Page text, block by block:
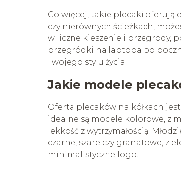
Co więcej, takie plecaki oferują
czy nierównych ścieżkach,
w liczne kieszenie i przegrody,
przegródki na laptopa po
Twojego stylu życia.
Jakie modele
Oferta plecaków na kółkach
idealne są modele kolorowe, z
lekkość z wytrzymałością.
czarne, szare czy granatowe, z
minimalistyczne logo.